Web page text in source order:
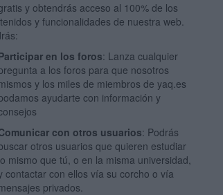
y obtendrás acceso al 100% de los
y funcionalidades de nuestra web.
en los foros: Lanza cualquier
a los foros para que nosotros
y los miles de miembros de yaq.es
ayudarte con información y
con otros usuarios: Podrás
otros usuarios que quieren estudiar
mismo que tú, o en la misma universidad,
contactar con ellos vía su corcho o vía
privados.